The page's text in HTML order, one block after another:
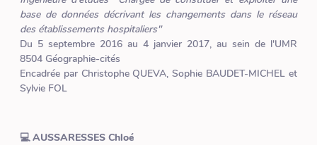
base de données décrivant les changements dans le réseau
des établissements hospitaliers"
Du 5 septembre 2016 au 4 janvier 2017, au sein de l'UMR
8504 Géographie-cités
Encadrée par Christophe QUEVA, Sophie BAUDET-MICHEL et
Sylvie FOL
💻 AUSSARESSES Chloé